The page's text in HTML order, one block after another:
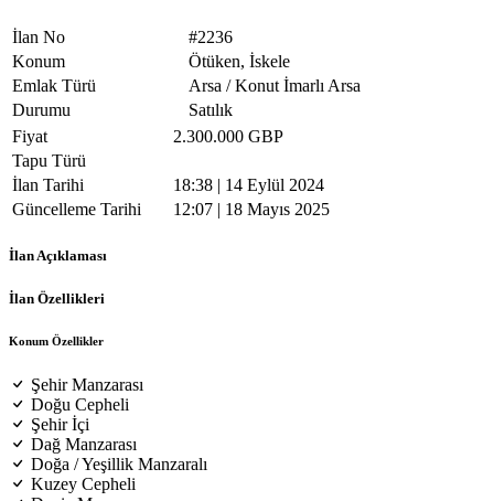
İlan No
#2236
Konum
Ötüken, İskele
Emlak Türü
Arsa / Konut İmarlı Arsa
Durumu
Satılık
Fiyat
2.300.000 GBP
Tapu Türü
İlan Tarihi
18:38 | 14 Eylül 2024
Güncelleme Tarihi
12:07 | 18 Mayıs 2025
İlan Açıklaması
İlan Özellikleri
Konum Özellikler
Şehir Manzarası
Doğu Cepheli
Şehir İçi
Dağ Manzarası
Doğa / Yeşillik Manzaralı
Kuzey Cepheli